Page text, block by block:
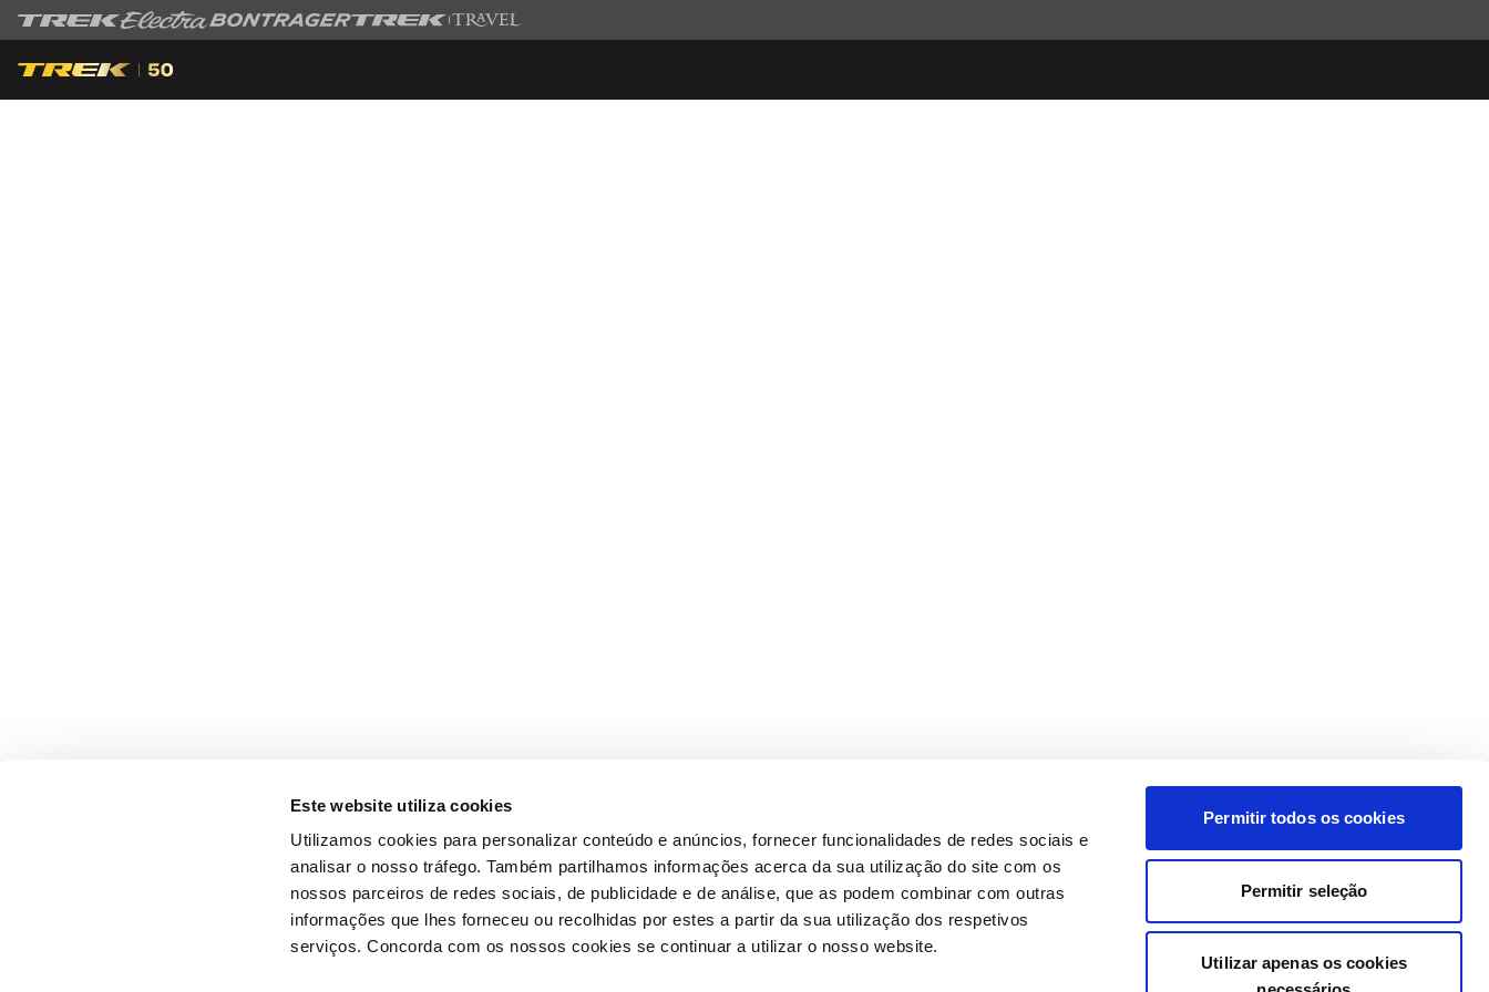
Este website utiliza cookies
Utilizamos cookies para personalizar conteúdo e anúncios, fornecer funcionalidades de redes sociais e
analisar o nosso tráfego. Também partilhamos informações acerca da sua utilização do site com os
nossos parceiros de redes sociais, de publicidade e de análise, que as podem combinar com outras
informações que lhes forneceu ou recolhidas por estes a partir da sua utilização dos respetivos
serviços. Concorda com os nossos cookies se continuar a utilizar o nosso website.
Permitir todos os cookies
Permitir seleção
Utilizar apenas os cookies